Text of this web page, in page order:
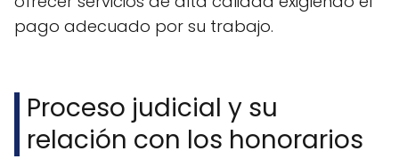
pago adecuado por su trabajo.
Proceso judicial y su
relación con los honorarios